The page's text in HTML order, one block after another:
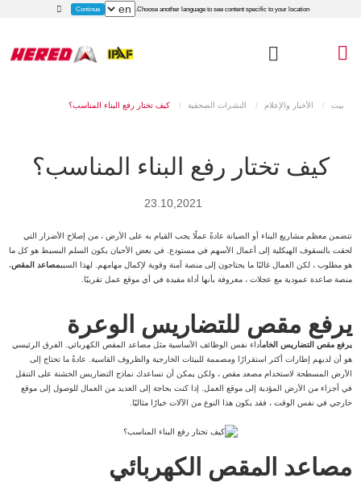
Choose another language to see content specific to your location.
Continue
بيت الأخبار والإعلام النشرات الصحفية
كيف تختار رفع البناء المناسب؟
23.10,2021
تتضمن معظم مشاريع البناء أو الصيانة عادةً عملًا يجب القيام به على الأرض ، من إصلاح الأضرار التي
لحقت بالسقوف الهيكلية إلى أعمال الأسهم في مستودع. في بعض الأحيان يكون السلم البسيط هو كل ما
هو مطلوب ، لكن العمال غالبًا ما يحتاجون إلى منصة آمنة وقوية لإكمال مهامهم. لهذا السببمصاعد المقص،
منصة صاعدة عمودية مع عجلات ، معروفة بأنها أداة مفيدة في أي موقع عمل تقريبًا.
يرفع مقص للتضاريس الوعرة
يرفع مقص التضاريس الخامأداء نفس الوظائف الأساسية مثل مصاعد المقص الكهربائي. الفرق الرئيسي
هو أن لديهم إطارات أكثر استقرارًا ومصممة للبيئات الخارجية والظروف القاسية. عادةً ما تحتاج إلى
الأرض المسطحة لاستخدام مصعد مقص ، ولكن يمكن أن تساعدك نماذج التضاريس الخشنة على التنقل
في أجزاء من الأرض المؤدية إلى موقع العمل. إذا كنت بحاجة إلى العديد من العمال للوصول إلى موقع
خارجي في نفس الوقت ، فقد يكون هذا النوع من الآلات خيارًا مثاليًا.
مصاعد المقص الكهربائي